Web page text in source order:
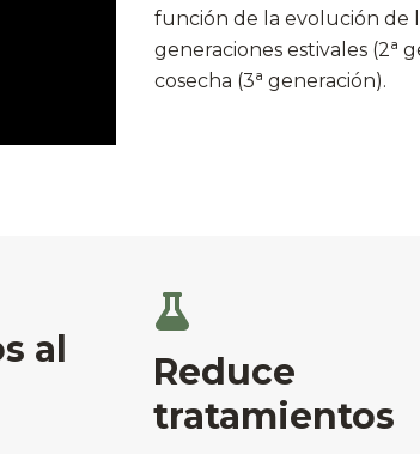
función de la evolución de
generaciones estivales (2ª
cosecha (3ª generación).
al
Reduce
tratamientos